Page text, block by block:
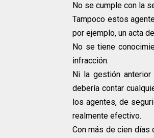
No se cumple con la
Tampoco estos
por ejemplo, un acta
No se tiene
infracción.
Ni la gestión
debería contar
los agentes, de
realmente efectivo.
Con más de cien días